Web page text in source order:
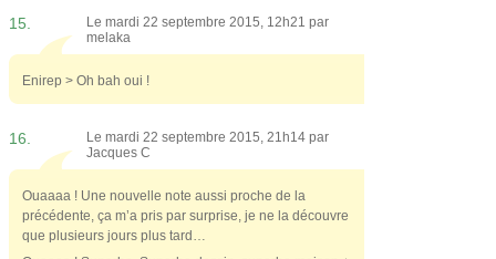
15.
Le mardi 22 septembre 2015, 12h21 par
melaka
Enirep > Oh bah oui !
16.
Le mardi 22 septembre 2015, 21h14 par
Jacques C
Ouaaaa ! Une nouvelle note aussi proche de la
précédente, ça m’a pris par surprise, je ne la découvre
que plusieurs jours plus tard…